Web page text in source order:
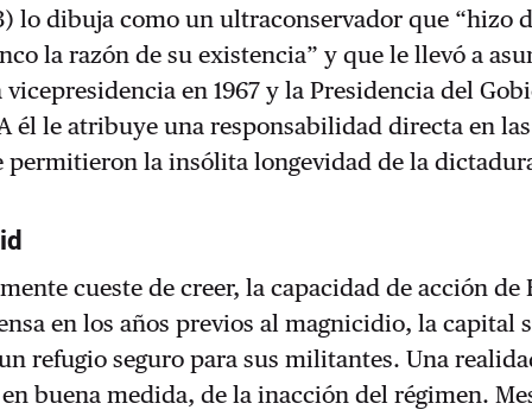
lo dibuja como un ultraconservador que “hizo
la razón de su existencia” y que le llevó a
en 1967 y la Presidencia del
él le atribuye una responsabilidad directa en las
permitieron la insólita longevidad de la
cueste de creer, la capacidad de acción de
en los años previos al magnicidio, la capital
refugio seguro para sus militantes. Una
buena medida, de la inacción del régimen.